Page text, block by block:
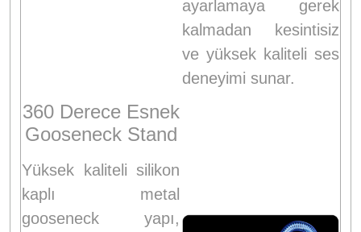
ayarlamaya gerek
kalmadan kesintisiz
ve yüksek kaliteli ses
deneyimi sunar.
360 Derece Esnek
Gooseneck Stand
Yüksek kaliteli silikon
kaplı metal
gooseneck yapı,